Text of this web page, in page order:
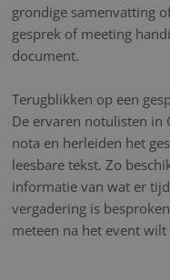
grondige samenvatting
gesprek of meeting
document.
Terugblikken op een
De ervaren notulisten in
nota en herleiden het
leesbare tekst. Zo
informatie van wat er
vergadering is
meteen na het event